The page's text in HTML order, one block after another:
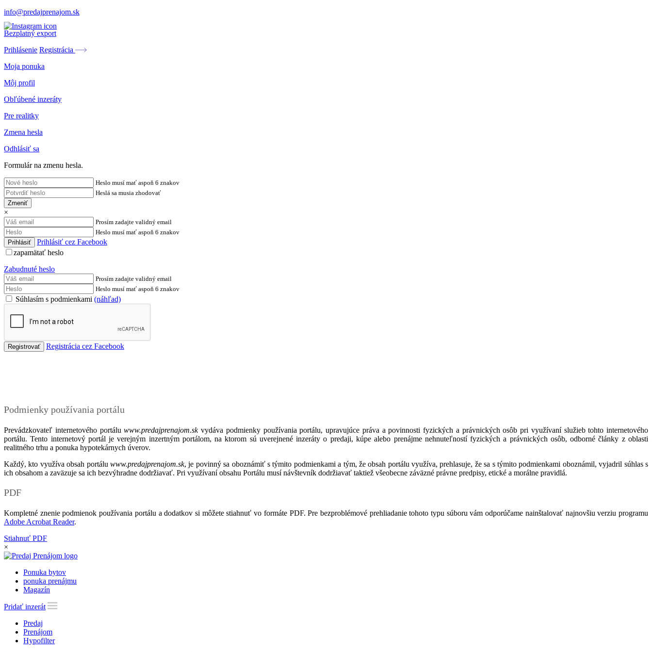
info@predajprenajom.sk
Bezplatný export
Prihlásenie Registrácia
Moja ponuka
Môj profil
Obľúbené inzeráty
Pre realitky
Zmena hesla
Odhlásiť sa
Formulár na zmenu hesla.
Heslo musí mať aspoň 6 znakov
Heslá sa musia zhodovať
Zmeniť
×
Prosím zadajte validný email
Heslo musí mať aspoň 6 znakov
Prihlásiť cez Facebook
zapamätať heslo
Zabudnuté heslo
Prosím zadajte validný email
Heslo musí mať aspoň 6 znakov
Súhlasím s podmienkami (náhľad)
Registrácia cez Facebook
Podmienky používania portálu
Prevádzkovateľ internetového portáluwww.predajprenajom.skvydáva podmienky používania portálu, upravujúce práva a povinnosti fyzických a právnických osôb pri využívaní služieb tohto internetového
portálu. Tento internetový portál je verejným inzertným portálom, na ktorom sú uverejnené inzeráty o predaji, kúpe alebo prenájme nehnuteľností fyzických a právnických osôb, odborné články z oblasti
realitného trhu a ponuka hypotekárnych úverov.
Každý, kto využíva obsah portálu www.predajprenajom.sk, je povinný sa oboznámiť s týmito podmienkami a tým, že obsah portálu využíva, prehlasuje, že sa s týmito podmienkami oboznámil, vyjadril súhlas s
ich obsahom a zaväzuje sa ich bezvýhradne dodržiavať. Pri využívaní obsahu Portálu musí návštevník dodržiavať taktiež všeobecne záväzné právne predpisy, etické a morálne pravidlá.
PDF
Kompletné znenie podmienok používania portálu a dodatkov si môžete stiahnuť vo formáte PDF. Pre bezproblémové prehliadanie tohoto typu súboru vám odporúčame nainštalovať najnovšiu verziu programu
Adobe Acrobat Reader.
Stiahnuť PDF
×
Ponuka bytov
ponuka prenájmu
Magazín
Pridať inzerát
Predaj
Prenájom
Hypofilter